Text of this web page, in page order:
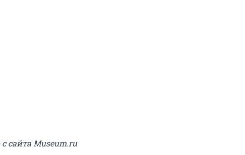
сайта Museum.ru